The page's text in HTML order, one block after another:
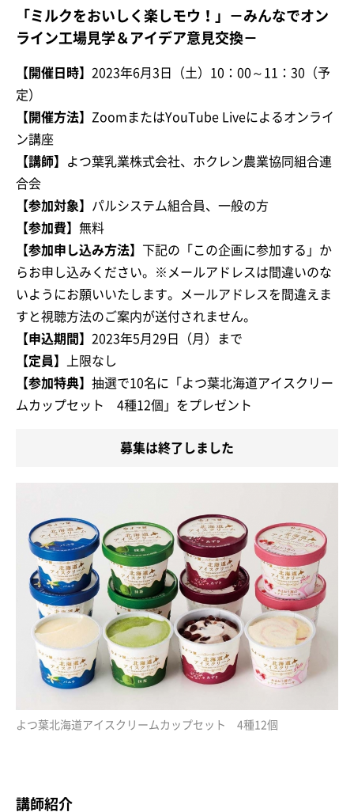
「 ミルクをおいしく楽しモウ！」
－みんなでオン
ライン工場見学＆アイデア意見交換－
【開催日時】 2023年6月3日（土）10：00～11：30（予
定）
【開催方法】 ZoomまたはYouTube Liveによるオンライ
ン講座
【講師】
よつ葉乳業株式会社、ホクレン農業協同組合連
合会
【参加対象】
パルシステム組合員、一般の方
【参加費】 無料
【参加申し込み方法】 下記の「この企画に参加する」か
らお申し込みください。※メールアドレスは間違いのな
いようにお願いいたします。メールアドレスを間違えま
すと視聴方法のご案内が送付されません。
【申込期間】 2023年5月29日（月）まで
【定員】
上限なし
【参加特典】 抽選で10名に「よつ葉北海道アイスクリー
ムカップセット 4種12個」をプレゼント
募集は終了しました
よつ葉北海道アイスクリームカップセット 4種12個
講師紹介